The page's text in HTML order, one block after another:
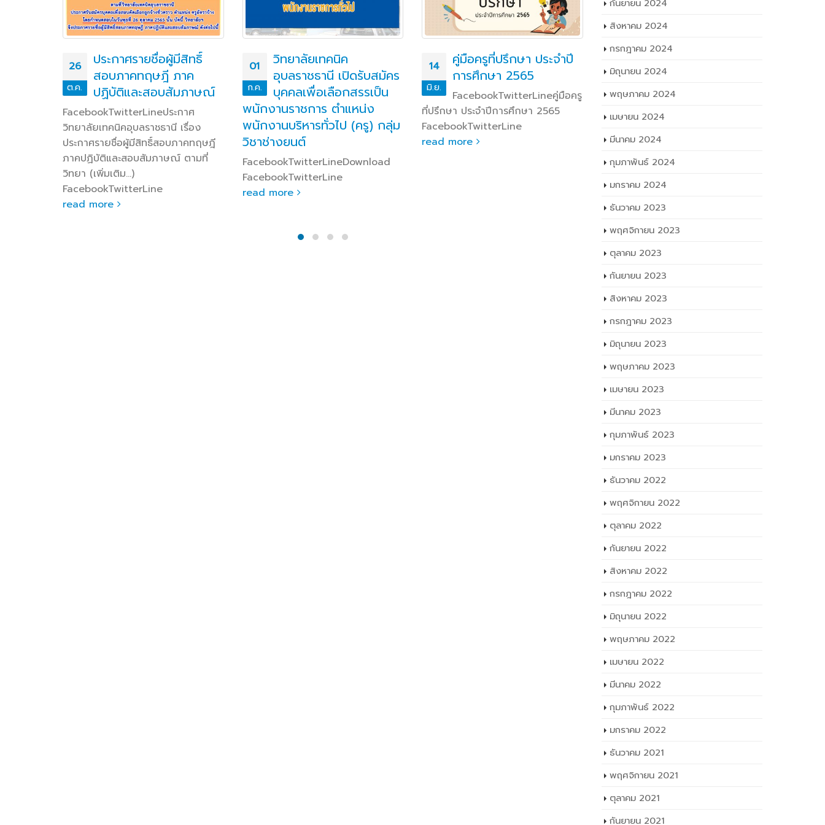
26
ต.ค.
ประกาศรายชื่อผู้มีสิทธิ์
สอบภาคทฤษฎี ภาค
ปฏิบัติและสอบสัมภาษณ์
FacebookTwitterLineประกาศ
วิทยาลัยเทคนิคอุบลราชธานี เรื่อง
ประกาศรายชื่อผู้มีสิทธิ์สอบภาคทฤษฎี
ภาคปฏิบัติและสอบสัมภาษณ์ ตามที่
วิทยา (เพิ่มเติม…)
FacebookTwitterLine
read more
01
ก.ค.
วิทยาลัยเทคนิค
อุบลราชธานี เปิดรับสมัคร
บุคคลเพื่อเลือกสรรเป็น
พนักงานราชการ ตำแหน่ง
พนักงานบริหารทั่วไป (ครู) กลุ่ม
วิชาช่างยนต์
FacebookTwitterLineDownload
FacebookTwitterLine
read more
14
มิ.ย.
คู่มือครูที่ปรึกษา ประจำปี
การศึกษา 2565
FacebookTwitterLineคู่มือครู
ที่ปรึกษา ประจำปีการศึกษา 2565
FacebookTwitterLine
read more
26
พร้อมของสถานศึกษา
เกี่ยวกับการขอเพิ่ม
สอน ของวิทยาลัยเทคโนโลยี
พณิชยการยุวบัณฑิต
FacebookTwitterLineวันที่ ๒๐
ธาตรี พิบูลมณฑา ผู้อำนวยการ
วิทยาลัยเทคนิคอุบลราชธานี ปฏิบัติ
หน้าที่ ผู้อำนวยการสำนักงาน
อาชีวศึกษาจังหวัดอุบลราชธานี ให้เกีย
ร (เพิ่มเติม…) FacebookTwitterLine
read more
กันยายน 2024
สิงหาคม 2024
กรกฎาคม 2024
มิถุนายน 2024
พฤษภาคม 2024
เมษายน 2024
มีนาคม 2024
กุมภาพันธ์ 2024
มกราคม 2024
ธันวาคม 2023
พฤศจิกายน 2023
ตุลาคม 2023
กันยายน 2023
สิงหาคม 2023
กรกฎาคม 2023
มิถุนายน 2023
พฤษภาคม 2023
เมษายน 2023
มีนาคม 2023
กุมภาพันธ์ 2023
มกราคม 2023
ธันวาคม 2022
พฤศจิกายน 2022
ตุลาคม 2022
กันยายน 2022
สิงหาคม 2022
กรกฎาคม 2022
มิถุนายน 2022
พฤษภาคม 2022
เมษายน 2022
มีนาคม 2022
กุมภาพันธ์ 2022
มกราคม 2022
ธันวาคม 2021
พฤศจิกายน 2021
ตุลาคม 2021